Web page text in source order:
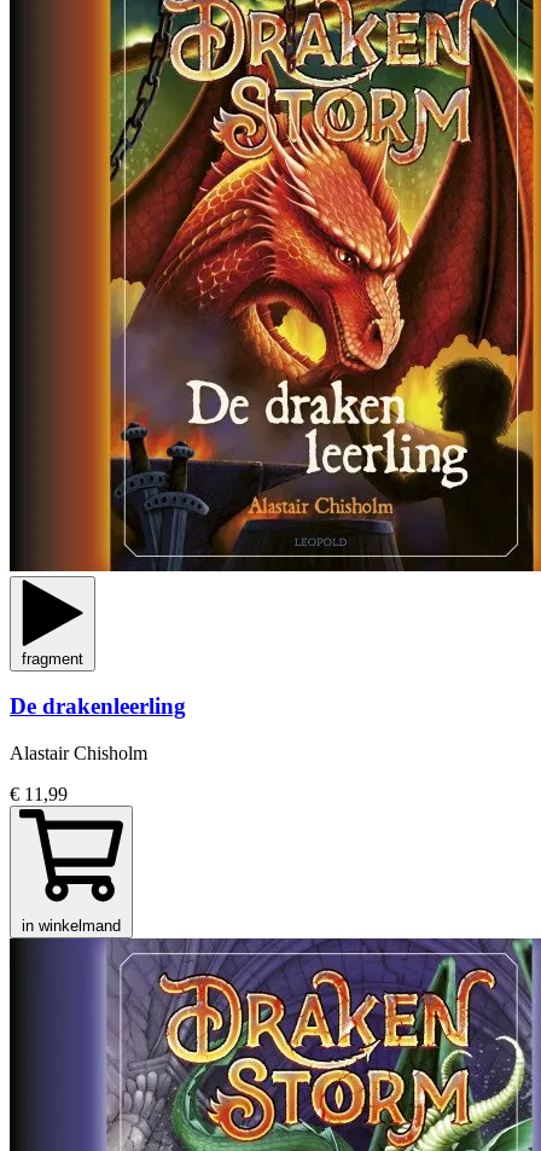
fragment
De drakenleerling
Alastair Chisholm
€ 11,99
in winkelmand